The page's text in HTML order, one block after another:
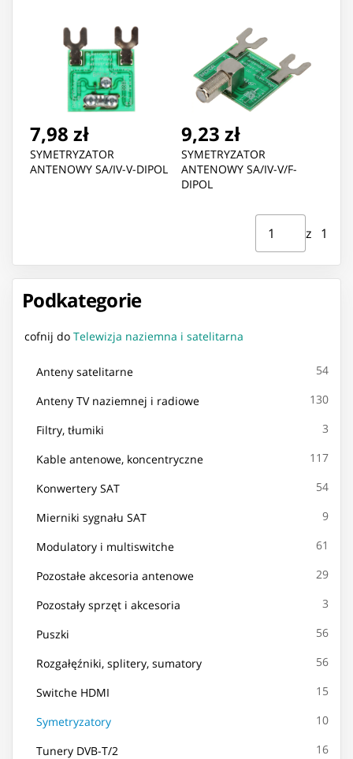
Podkategorie
cofnij do Telewizja naziemna i satelitarna
Anteny satelitarne 54
Anteny TV naziemnej i radiowe 130
Filtry, tłumiki 3
Kable antenowe, koncentryczne 117
Konwertery SAT 54
Mierniki sygnału SAT 9
Modulatory i multiswitche 61
Pozostałe akcesoria antenowe 29
Pozostały sprzęt i akcesoria 3
Puszki 56
Rozgałęźniki, splitery, sumatory 56
Switche HDMI 15
Symetryzatory 10
Tunery DVB-T/2 16
7,98 zł
SYMETRYZATOR
ANTENOWY SA/IV-V-DIPOL
9,23 zł
SYMETRYZATOR
ANTENOWY SA/IV-V/F-
DIPOL
Strona ⁨1⁩ z ⁨1⁩
z ⁨1⁩
Przejdź do strony